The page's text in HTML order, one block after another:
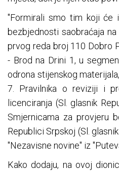
"Formirali smo tim koji će
bezbjednosti saobraćaja
prvog reda broj 110 Dobro
- Brod na Drini 1, u
odrona stijenskog
7. Pravilnika o reviziji i
licenciranja (Sl. glasnik
Smjernicama za provjeru
Republici Srpskoj (Sl.
"Nezavisne novine" iz
Kako dodaju, na ovoj